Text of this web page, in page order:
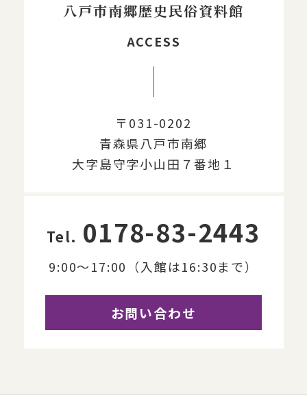
八戸市南郷歴史民俗資料館
ACCESS
〒031-0202
青森県八戸市南郷
大字島守字小山田７番地１
Tel. 0178-83-2443
9:00～17:00（入館は16:30まで）
お問い合わせ